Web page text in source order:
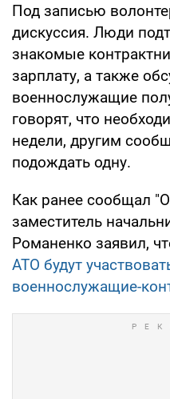
Под записью
дискуссия. Люди
знакомые
зарплату, а также
военнослужащие
говорят, что
недели, другим
подождать одну.
Как ранее сообщал
заместитель
Романенко заявил,
АТО будут
военнослужащие-